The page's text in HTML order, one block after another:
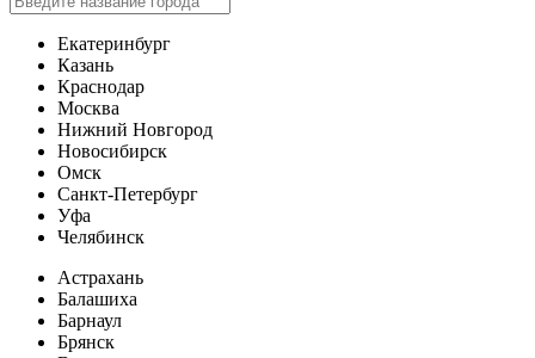
Екатеринбург
Казань
Краснодар
Москва
Нижний Новгород
Новосибирск
Омск
Санкт-Петербург
Уфа
Челябинск
Астрахань
Балашиха
Барнаул
Брянск